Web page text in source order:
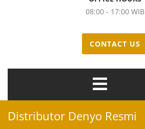
08:00 - 17:00 WIB
CONTACT US
Distributor Denyo Resmi